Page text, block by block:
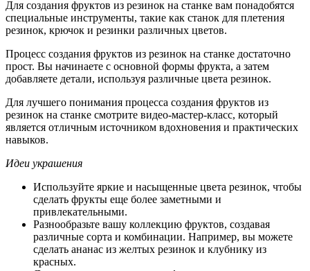
Для создания фруктов из резинок на станке вам понадобятся
специальные инструменты, такие как станок для плетения
резинок, крючок и резинки различных цветов.
Процесс создания фруктов из резинок на станке достаточно
прост. Вы начинаете с основной формы фрукта, а затем
добавляете детали, используя различные цвета резинок.
Для лучшего понимания процесса создания фруктов из
резинок на станке смотрите видео-мастер-класс, который
является отличным источником вдохновения и практических
навыков.
Идеи украшения
Используйте яркие и насыщенные цвета резинок, чтобы
сделать фрукты еще более заметными и
привлекательными.
Разнообразьте вашу коллекцию фруктов, создавая
различные сорта и комбинации. Например, вы можете
сделать ананас из желтых резинок и клубнику из
красных.